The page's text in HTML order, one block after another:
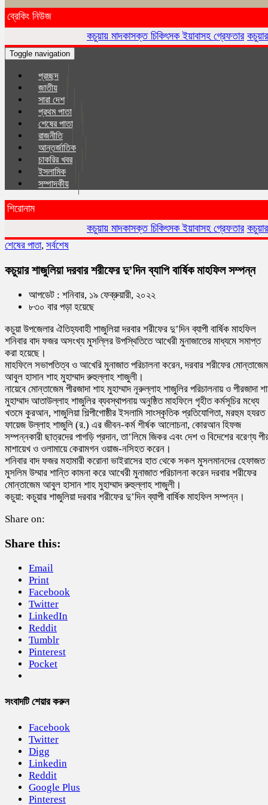
ব্রেকিং নিউজ
কচুয়ায় মাদকাসক্ত চিকিৎসক ইয়াবাসহ গ্রেফতার কচুয়ার মাছিমপুরে সরকারি
Toggle navigation
প্রচ্ছদ
জাতীয়
সারা দেশ
প্রথম পাতা
শেষের পাতা
রাজনীতি
আন্তর্জাতিক
চাকরির খবর
ইসলা‌মিক
সম্পাদকীয়
শিরোনাম
কচুয়ায় মাদকাসক্ত চিকিৎসক ইয়াবাসহ গ্রেফতার কচুয়ার মাছিমপুরে সরকারি
শেষের পাতা, সর্বশেষ
কচুয়ার শাজুলিয়া দরবার শরীফের দু’দিন ব্যাপি বার্ষিক মাহফিল সম্পন্ন
আপডেট : শনিবার, ১৯ ফেব্রুয়ারী, ২০২২
৮৩০ বার পড়া হয়েছে
কচুয়া উপজেলার ঐতিহ্যবাহী শাজুলিয়া দরবার শরীফের দু’দিন ব্যাপী বার্ষিক মাহফিল
শনিবার বাদ ফজর অসংখ্য মুসল্লির উপস্থিতিতে আখেরী মুনাজাতের মাধ্যমে সমাপ্ত
করা হয়েছে।
মাহফিলে সভাপতিত্ব ও আখেরি মুনাজাত পরিচালনা করেন, দরবার শরীফের মোন্তাজেম
আবুল হাসান শাহ মুহাম্মাদ রুহুল্লাহ শাজুলী।
নায়েবে মোন্তাজেম পীরজাদা শাহ মুহাম্মাদ নূরুল্লাহ শাজুলির পরিচালনায় ও পীরজাদা
মুহাম্মাদ আতাউল্লাহ শাজুলির ব্যবস্থাপনায় অনুষ্ঠিত মাহফিলে গৃহীত কর্মসূচির মধ্যে
খতমে কুরআন, শাজুলিয়া শিল্পীগোষ্ঠীর ইসলামি সাংস্কৃতিক প্রতিযোগিতা, মরহুম হযরত
ফায়েজ উল্লাহ শাজুলি (র.) এর জীবন-কর্ম শীর্ষক আলোচনা, কোরআন হিফজ
সম্পন্নকারী ছাত্রদের পাগড়ি প্রদান, তা’লিমে জিকর এবং দেশ ও বিদেশের বরেণ্য
মাশায়েখ ও ওলামায়ে কেরামগন ওয়াজ-নসিহত করেন।
শনিবার বাদ ফজর মহামারী করোনা ভাইরাসের হাত থেকে সকল মুসলমানদের
মুসলিম উম্মার শান্তি কামনা করে আখেরী মুনাজাত পরিচালনা করেন দরবার শরীফের
মোন্তাজেম আবুল হাসান শাহ মুহাম্মাদ রুহুল্লাহ শাজুলী।
কচুয়া: কচুয়ার শাজুলিয়া দরবার শরীফের দু’দিন ব্যাপী বার্ষিক মাহফিল সম্পন্ন।
Share on:
Share this:
Email
Print
Facebook
Twitter
LinkedIn
Reddit
Tumblr
Pinterest
Pocket
সংবাদটি শেয়ার করুন
Facebook
Twitter
Digg
Linkedin
Reddit
Google Plus
Pinterest